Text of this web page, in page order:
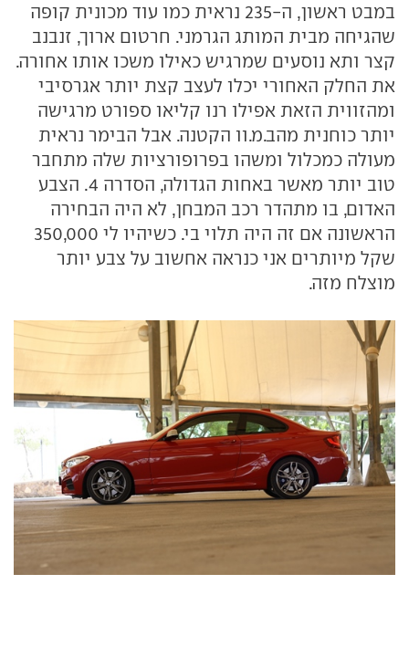
במבט ראשון, ה-235 נראית כמו עוד מכונית קופה
שהגיחה מבית המותג הגרמני. חרטום ארוך, זנבנב
קצר ותא נוסעים שמרגיש כאילו משכו אותו אחורה.
את החלק האחורי יכלו לעצב קצת יותר אגרסיבי
ומהזווית הזאת אפילו רנו קליאו ספורט מרגישה
יותר כוחנית מהב.מ.וו הקטנה. אבל הבימר נראית
מעולה כמכלול ומשהו בפרופורציות שלה מתחבר
טוב יותר מאשר באחות הגדולה, הסדרה 4. הצבע
האדום, בו מתהדר רכב המבחן, לא היה הבחירה
הראשונה אם זה היה תלוי בי. כשיהיו לי 350,000
שקל מיותרים אני כנראה אחשוב על צבע יותר
מוצלח מזה.